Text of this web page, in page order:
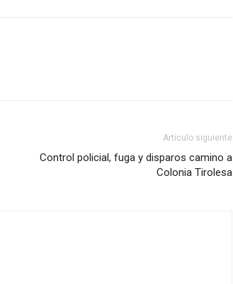
Artículo siguiente
Control policial, fuga y disparos camino a
Colonia Tirolesa